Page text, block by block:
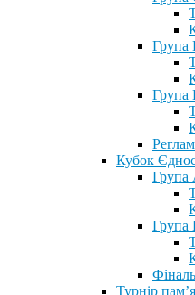
Група
Група
Кубок
Група
Група
Турнір